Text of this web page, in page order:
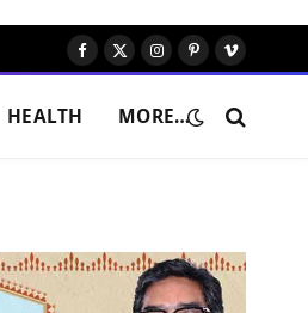
Facebook
X
Instagram
Pinterest
Vimeo
HEALTH MORE…